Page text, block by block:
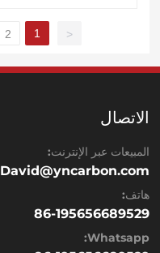
<
1
2
الاتصال
المبيعات عبر الإنترنت:
David@yncarbon.com
هاتف:
86-195656689529
Whatsapp: